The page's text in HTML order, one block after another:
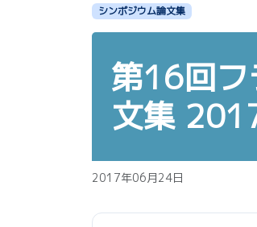
シンポジウム論文集
第16回フ
文集
2017年06月24日